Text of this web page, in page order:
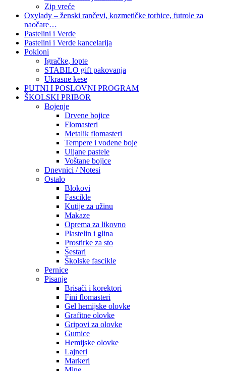
Zip vreće
Oxylady – ženski rančevi, kozmetičke torbice, futrole za
naočare…
Pastelini i Verde
Pastelini i Verde kancelarija
Pokloni
Igračke, lopte
STABILO gift pakovanja
Ukrasne kese
PUTNI I POSLOVNI PROGRAM
ŠKOLSKI PRIBOR
Bojenje
Drvene bojice
Flomasteri
Metalik flomasteri
Tempere i vodene boje
Uljane pastele
Voštane bojice
Dnevnici / Notesi
Ostalo
Blokovi
Fascikle
Kutije za užinu
Makaze
Oprema za likovno
Plastelin i glina
Prostirke za sto
Šestari
Školske fascikle
Pernice
Pisanje
Brisači i korektori
Fini flomasteri
Gel hemijske olovke
Grafitne olovke
Gripovi za olovke
Gumice
Hemijske olovke
Lajneri
Markeri